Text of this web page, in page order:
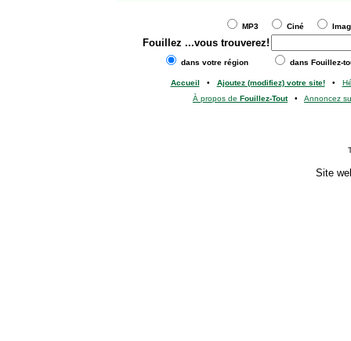
MP3 Ciné
Fouillez ...vous trouverez!
dans votre région dans Fouillez-
Accueil • Ajoutez (modifiez) votre site!•
À propos de Fouillez-Tout• Annoncez
Site